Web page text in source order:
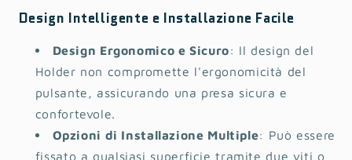
Design Intelligente e Installazione Facile
Design Ergonomico e Sicuro: Il design del
Holder non compromette l'ergonomicità del
pulsante, assicurando una presa sicura e
confortevole.
Opzioni di Installazione Multiple: Può essere
fissato a qualsiasi superficie tramite due viti o